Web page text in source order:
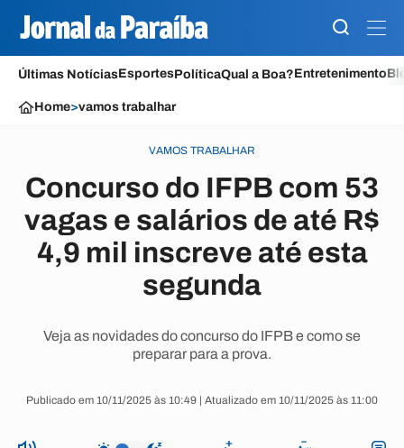
Últimas NotíciasEsportesPolíticaQual a Boa?Entretenimento
Home>vamos trabalhar
VAMOS TRABALHAR
Concurso do IFPB com 53
vagas e salários de até R$
4,9 mil inscreve até esta
segunda
Veja as novidades do concurso do IFPB e como se
preparar para a prova.
Publicado em 10/11/2025 às 10:49 | Atualizado em 10/11/2025 às 11:00